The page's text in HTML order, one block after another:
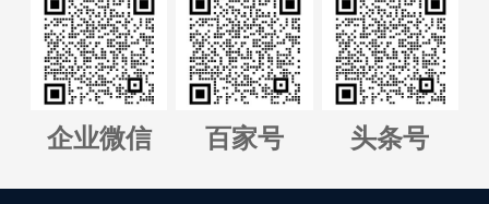
联系我们
正版软件授权查询
管理平台全国代理招募
企业微信 百家号 头条号